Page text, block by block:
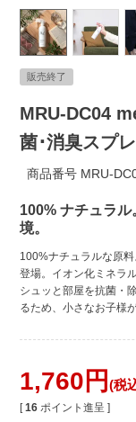
アウトレット
販売終了
MRU-DC04
菌･消臭スプ
商品番号 MRU-
100% ナチュラ
境。
100%ナチュラルな原
登場。イオン化ミネラ
シュッと部屋を抗菌・
るため、小さなお子様
1,760 税
[ 16 ポイント進呈 ]